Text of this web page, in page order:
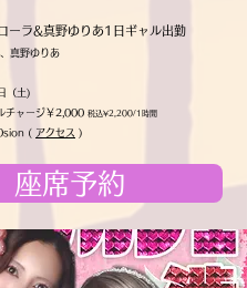
ーラ&真野ゆりあ1日ギャル出勤
真野ゆりあ
（土)
チャージ￥2,000 税込¥2,200/1時間
( アクセス )
座席予約